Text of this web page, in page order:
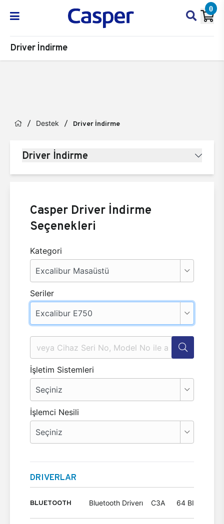
0
Driver İndirme
Destek Driver İndirme
Driver İndirme
Casper Driver İndirme
Seçenekleri
Kategori
Seriler
İşletim Sistemleri
İşlemci Nesili
DRIVERLAR
BLUETOOTH Bluetooth Driverı C3A 64 BIT